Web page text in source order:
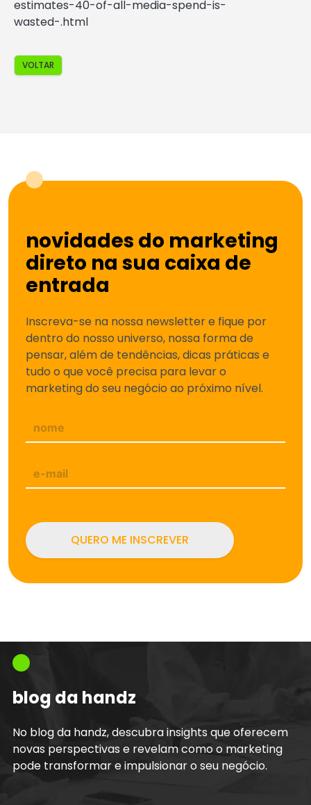
estimates-40-of-all-media-spend-is-
wasted-.html
VOLTAR
novidades do marketing
direto na sua caixa de
entrada
Inscreva-se na nossa newsletter e fique por
dentro do nosso universo, nossa forma de
pensar, além de tendências, dicas práticas e
tudo o que você precisa para levar o
marketing do seu negócio ao próximo nível.
QUERO ME INSCREVER
blog da handz
No blog da handz, descubra insights que oferecem
novas perspectivas e revelam como o marketing
pode transformar e impulsionar o seu negócio.